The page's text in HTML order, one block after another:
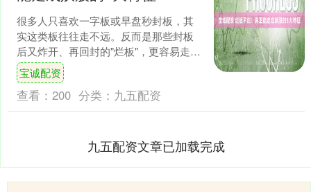
很多人只喜欢一字板或早盘秒封板，其
实这类板往往走不远。反而是那些封板
后又炸开、再回封的"烂板"，更容易走出
大行情。 ​烂板的5个关键要素 ​1️⃣ 必须放
量 ​....
宝诚配资
查看： 200 分类： 九五配资
九五配资文章已加载完成